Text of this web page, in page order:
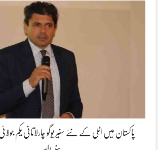
پاکستان میں اٹلی کے نئے سفیر یوگو چارلاتانی یکم